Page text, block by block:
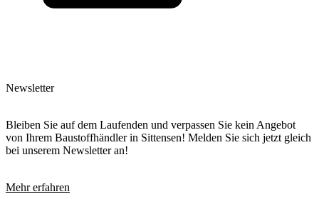
Newsletter
Bleiben Sie auf dem Laufenden und verpassen Sie kein Angebot
von Ihrem Baustoffhändler in Sittensen! Melden Sie sich jetzt gleich
bei unserem Newsletter an!
Mehr erfahren